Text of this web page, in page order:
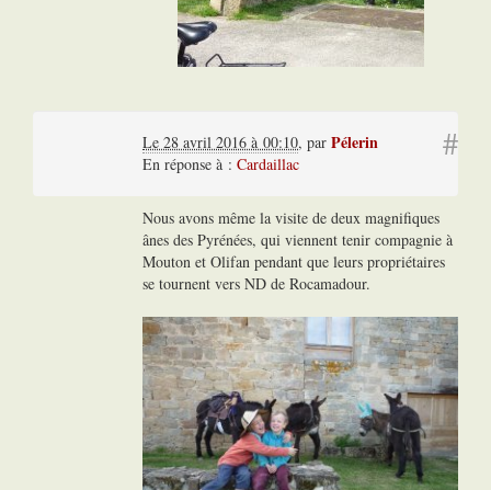
#
Le 28 avril 2016 à 00:10, par Pélerin
En réponse à : Cardaillac
Nous avons même la visite de deux magnifiques
ânes des Pyrénées, qui viennent tenir compagnie à
Mouton et Olifan pendant que leurs propriétaires
se tournent vers ND de Rocamadour.